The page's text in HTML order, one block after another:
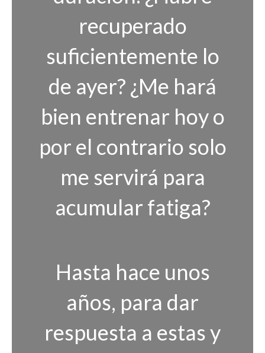
recuperado
suficientemente lo
de ayer? ¿Me hará
bien entrenar hoy o
por el contrario solo
me servirá para
acumular fatiga?
Hasta hace unos
años, para dar
respuesta a estas y